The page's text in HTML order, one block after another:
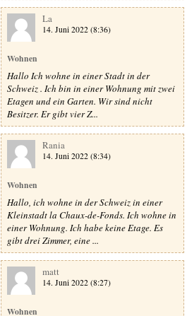
La
14. Juni 2022 (8:36)
Wohnen
Hallo Ich wohne in einer Stadt in der
Schweiz . Ich bin in einer Wohnung mit zwei
Etagen und ein Garten. Wir sind nicht
Besitzer. Er gibt vier Z...
Rania
14. Juni 2022 (8:34)
Wohnen
Hallo, ich wohne in der Schweiz in einer
Kleinstadt la Chaux-de-Fonds. Ich wohne in
einer Wohnung. Ich habe keine Etage. Es
gibt drei Zimmer, eine ...
matt
14. Juni 2022 (8:27)
Wohnen